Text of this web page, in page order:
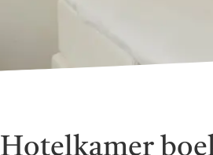
Hotelkamer